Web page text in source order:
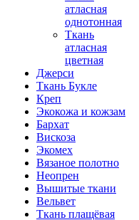
атласная
однотонная
Ткань
атласная
цветная
Джерси
Ткань Букле
Креп
Экокожа и кожзам
Бархат
Вискоза
Экомех
Вязаное полотно
Неопрен
Вышитые ткани
Вельвет
Ткань плащёвая